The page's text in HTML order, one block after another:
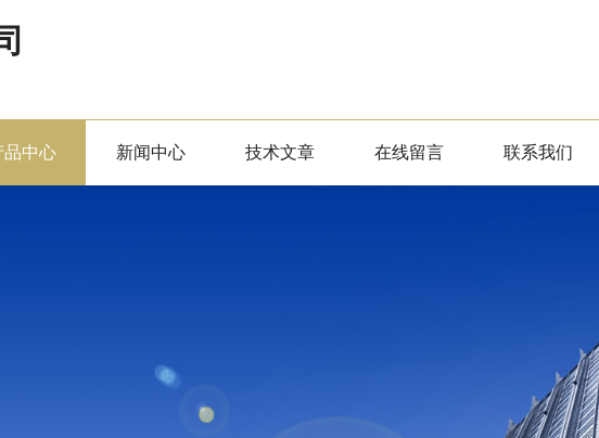
品中心 新闻中心 技术文章 在线留言 联系我们